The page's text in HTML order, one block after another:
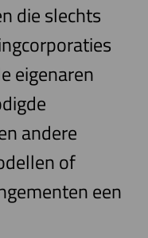
die slechts
eigenaren
andere
of
een